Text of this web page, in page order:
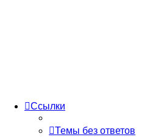
Ссылки
Темы без ответов